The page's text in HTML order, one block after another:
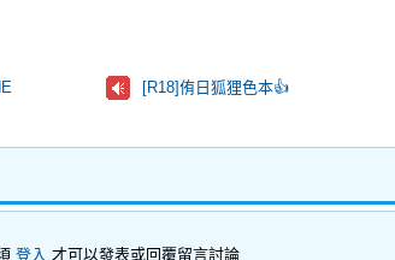
[R18]侑日狐狸色本👍
登入 才可以發表或回覆留言討論